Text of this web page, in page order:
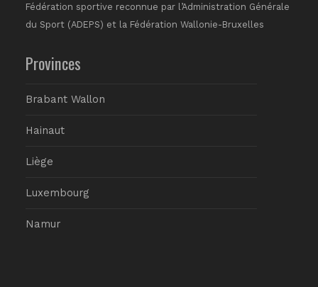
Fédération sportive reconnue par l’Administration Générale
du Sport (ADEPS) et la Fédération Wallonie-Bruxelles
Provinces
Brabant Wallon
Hainaut
Liège
Luxembourg
Namur